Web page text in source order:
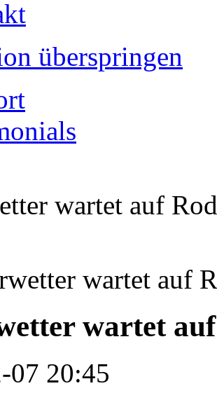
überspringen
wartet auf
wartet auf
wartet
07 20:45